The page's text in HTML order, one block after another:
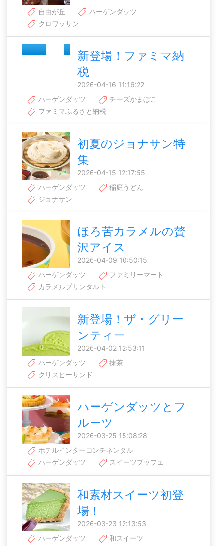
自由が丘
ハーゲンダッツ
クロワッサン
新登場！ファミマ納
税
2026-04-16 11:16:22
ハーゲンダッツ
チーズかまぼこ
ファミマふるさと納税
初夏のジョナサン特
集
2026-04-15 12:17:55
ハーゲンダッツ
稲庭うどん
ジョナサン
ほろ苦カラメルの贅
沢アイス
2026-04-09 10:50:15
ハーゲンダッツ
ファミリーマート
カラメルプリンタルト
新登場！ザ・グリー
ンティー
2026-04-02 12:53:11
ハーゲンダッツ
抹茶
クリスピーサンド
ハーゲンダッツとフ
ルーツ
2026-03-25 15:08:28
ホテルインターコンチネンタル
ハーゲンダッツ
スイーツブッフェ
和素材スイーツ初登
場！
2026-03-23 12:13:53
ハーゲンダッツ
和スイーツ